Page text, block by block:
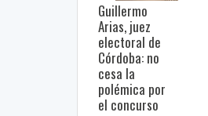
Guillermo
Arias, juez
electoral de
Córdoba: no
cesa la
polémica por
el concurso